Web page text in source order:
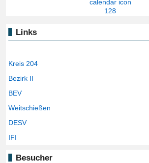
Links
Kreis 204
Bezirk II
BEV
Weitschießen
DESV
IFI
Besucher